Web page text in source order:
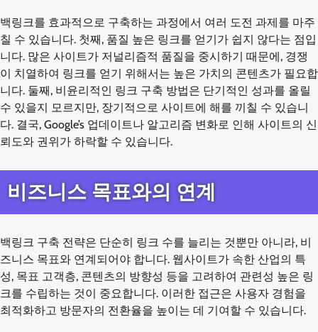
백링크를 효과적으로 구축하는 과정에서 여러 도전 과제를 마주
칠 수 있습니다. 첫째, 품질 높은 링크를 얻기가 쉽지 않다는 점입
니다. 많은 사이트가 저널리즘적 품질을 중시하기 때문에, 경쟁
이 치열하여 링크를 얻기 위해서는 높은 가치의 콘텐츠가 필요합
니다. 둘째, 비윤리적인 링크 구축 방법은 단기적인 성과를 올릴
수 있을지 모르지만, 장기적으로 사이트에 해를 끼칠 수 있습니
다. 결국, Google’s 업데이트나 알고리즘 변화로 인해 사이트의 신
뢰도와 권위가 하락할 수 있습니다.
비즈니스 목표와의 연계
백링크 구축 전략은 단순히 링크 수를 늘리는 것뿐만 아니라, 비
즈니스 목표와 연계되어야 합니다. 웹사이트가 속한 산업의 특
성, 목표 고객층, 콘텐츠의 방향성 등을 고려하여 관련성 높은 링
크를 수립하는 것이 중요합니다. 이러한 접근은 사용자 경험을
최적화하고 방문자의 전환율을 높이는 데 기여할 수 있습니다.